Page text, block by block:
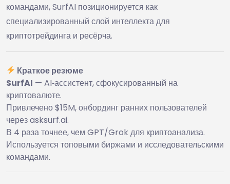
командами, SurfAI позиционируется как
специализированный слой интеллекта для
криптотрейдинга и ресёрча.
Краткое резюме
SurfAI — AI‑ассистент, сфокусированный на
криптовалюте.
Привлечено $15M, онбординг ранних пользователей
через asksurf.ai.
В 4 раза точнее, чем GPT/Grok для криптоанализа.
Используется топовыми биржами и исследовательскими
командами.